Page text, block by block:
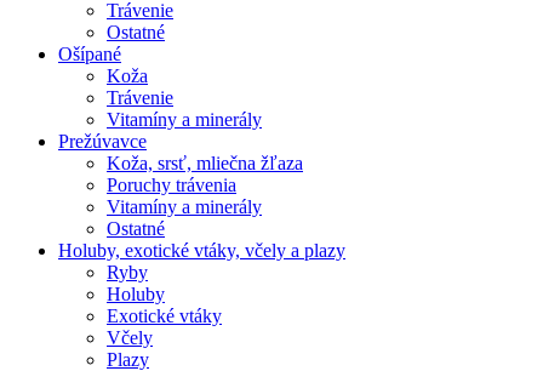
Trávenie
Ostatné
Ošípané
Koža
Trávenie
Vitamíny a minerály
Prežúvavce
Koža, srsť, mliečna žľaza
Poruchy trávenia
Vitamíny a minerály
Ostatné
Holuby, exotické vtáky, včely a plazy
Ryby
Holuby
Exotické vtáky
Včely
Plazy